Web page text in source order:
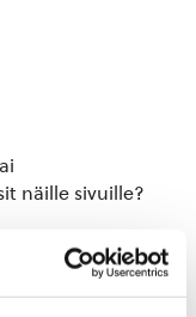
näille sivuille?